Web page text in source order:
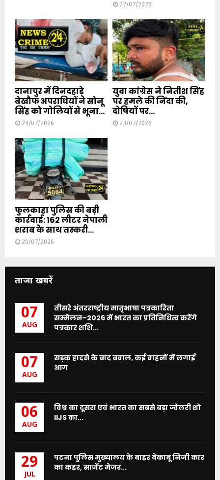
27/07/2026
दानापुर में दिनदहाड़े
बेखौफ अपराधियों ने सोनू
सिंह को गोलियों से भूना...
24/07/2026
युवा कांग्रेस ने नितीश सिंह
पर हमले की निंदा की,
दोषियों पर...
23/07/2026
फुलकाहा पुलिस की बड़ी
कार्रवाई: 162 लीटर नेपाली
शराब के साथ तस्करी...
20/07/2026
ताजा खबरें
07
AUG
तीसरे अंतरराष्ट्रीय मातृभाषा पत्रकारिता
सम्मेलन–2026 में भारत का प्रतिनिधित्व करेंगे
पत्रकार शशि...
07
AUG
सड़क हादसे के बाद बवाल, कई वाहनों में लगाई
आग
06
AUG
विश्व का दूसरा एवं भारत का सबसे बड़ा ज्वेलरी शो
IIJS का...
29
JUL
पटना पुलिस मुख्यालय के बाहर बेकाबू निजी कार
का कहर, सार्जेंट मेजर...